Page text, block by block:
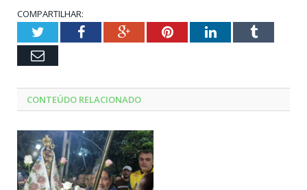
COMPARTILHAR:
TwitterFacebookGoogle+PinterestLinkedInTumblr
Email
CONTEÚDO RELACIONADO